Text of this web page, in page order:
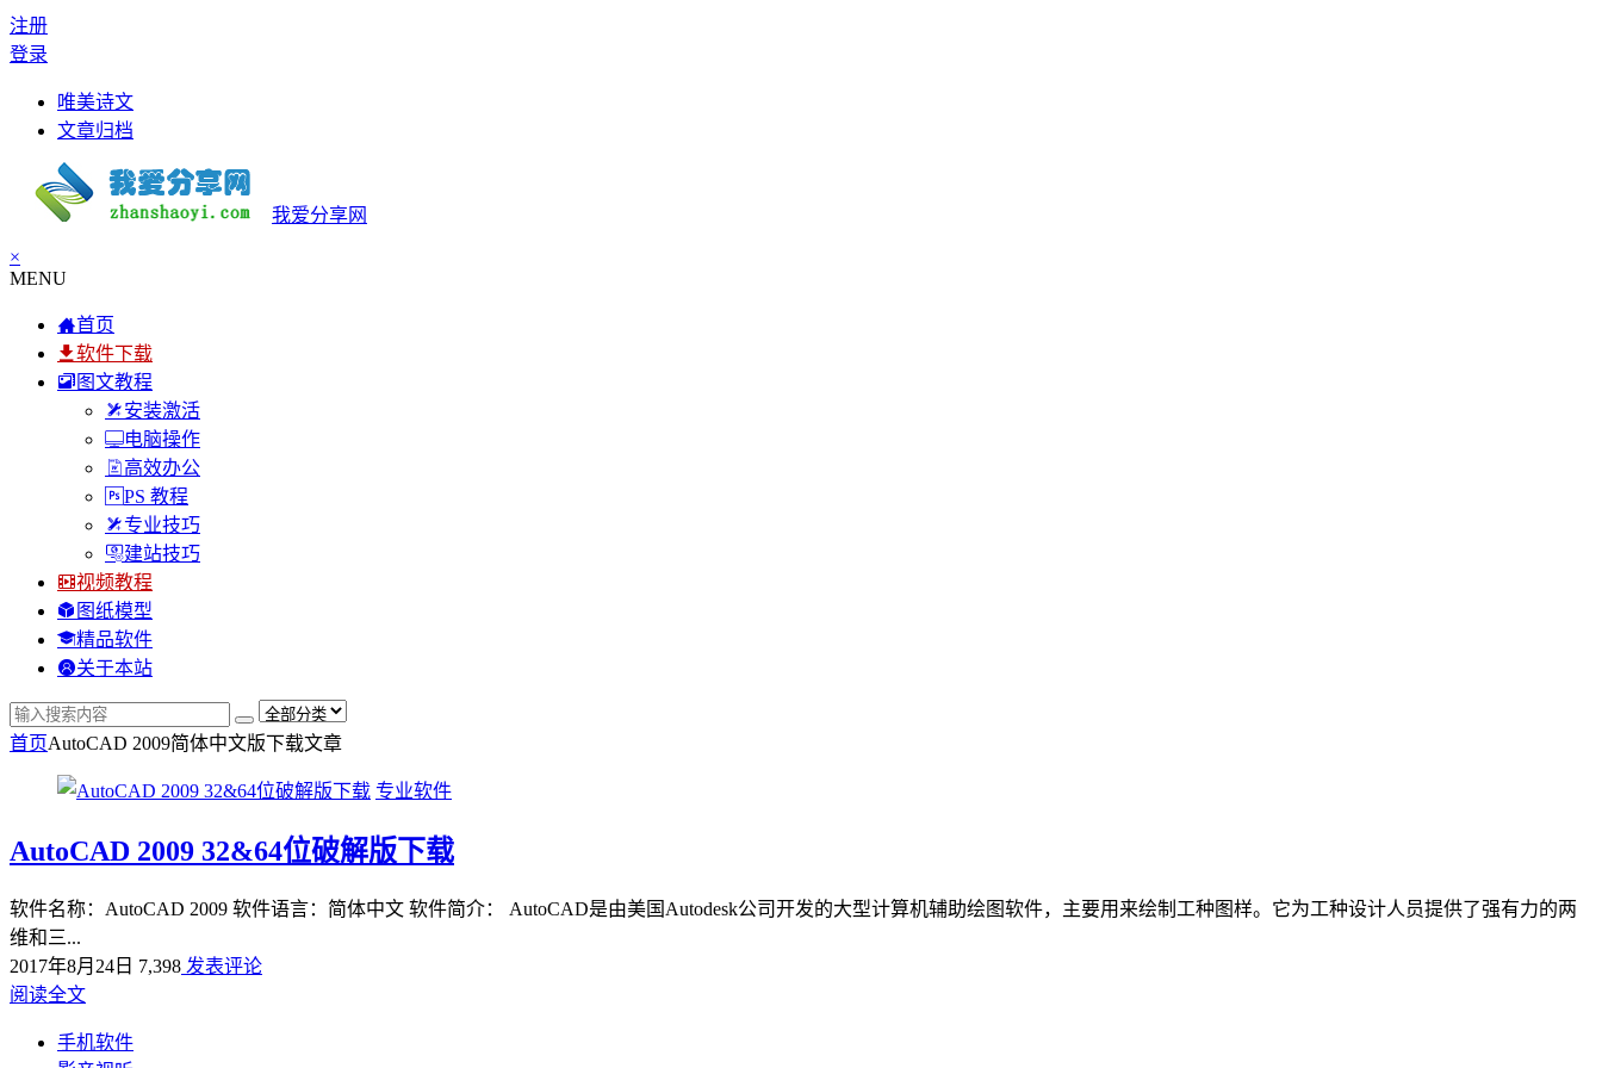
注册
登录
唯美诗文
文章归档
我爱分享网
×
MENU
首页
软件下载
图文教程
安装激活
电脑操作
高效办公
PS 教程
专业技巧
建站技巧
视频教程
图纸模型
精品软件
关于本站
首页AutoCAD 2009简体中文版下载文章
专业软件
AutoCAD 2009 32&64位破解版下载
软件名称：AutoCAD 2009 软件语言：简体中文 软件简介： AutoCAD是由美国Autodesk公司开发的大型计算机辅助绘图软件，主要用来绘制工种图样。它为工种设计人员提供了强有力的两
维和三...
2017年8月24日 7,398 发表评论
阅读全文
手机软件